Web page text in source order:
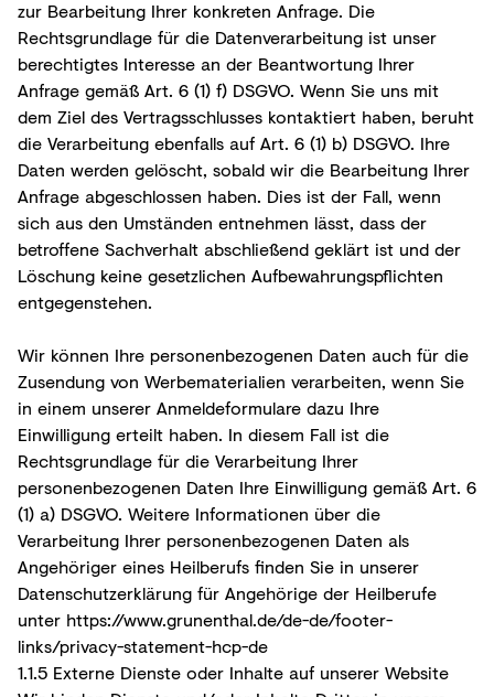
zur Bearbeitung Ihrer konkreten Anfrage. Die
Rechtsgrundlage für die Datenverarbeitung ist unser
berechtigtes Interesse an der Beantwortung Ihrer
Anfrage gemäß Art. 6 (1) f) DSGVO. Wenn Sie uns mit
dem Ziel des Vertragsschlusses kontaktiert haben, beruht
die Verarbeitung ebenfalls auf Art. 6 (1) b) DSGVO. Ihre
Daten werden gelöscht, sobald wir die Bearbeitung Ihrer
Anfrage abgeschlossen haben. Dies ist der Fall, wenn
sich aus den Umständen entnehmen lässt, dass der
betroffene Sachverhalt abschließend geklärt ist und der
Löschung keine gesetzlichen Aufbewahrungspflichten
entgegenstehen.
Wir können Ihre personenbezogenen Daten auch für die
Zusendung von Werbematerialien verarbeiten, wenn Sie
in einem unserer Anmeldeformulare dazu Ihre
Einwilligung erteilt haben. In diesem Fall ist die
Rechtsgrundlage für die Verarbeitung Ihrer
personenbezogenen Daten Ihre Einwilligung gemäß Art. 6
(1) a) DSGVO. Weitere Informationen über die
Verarbeitung Ihrer personenbezogenen Daten als
Angehöriger eines Heilberufs finden Sie in unserer
Datenschutzerklärung für Angehörige der Heilberufe
unter https://www.grunenthal.de/de-de/footer-
links/privacy-statement-hcp-de
1.1.5 Externe Dienste oder Inhalte auf unserer Website